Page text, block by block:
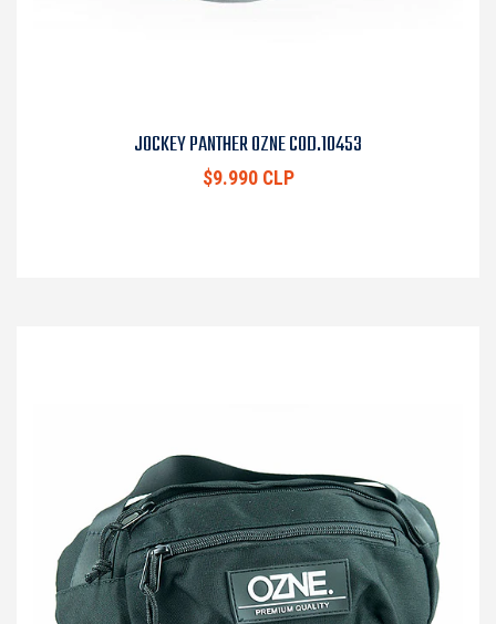
JOCKEY PANTHER OZNE COD.10453
$9.990 CLP